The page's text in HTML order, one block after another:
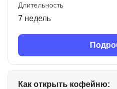
Длительность
7 недель
Как открыть кофейню: